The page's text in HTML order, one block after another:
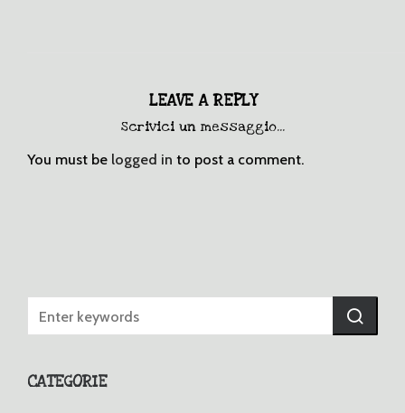
LEAVE A REPLY
Scrivici un messaggio...
You must be logged in to post a comment.
CATEGORIE